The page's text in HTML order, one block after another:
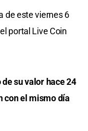
de este viernes 6
portal Live Coin
su valor hace 24
con el mismo día